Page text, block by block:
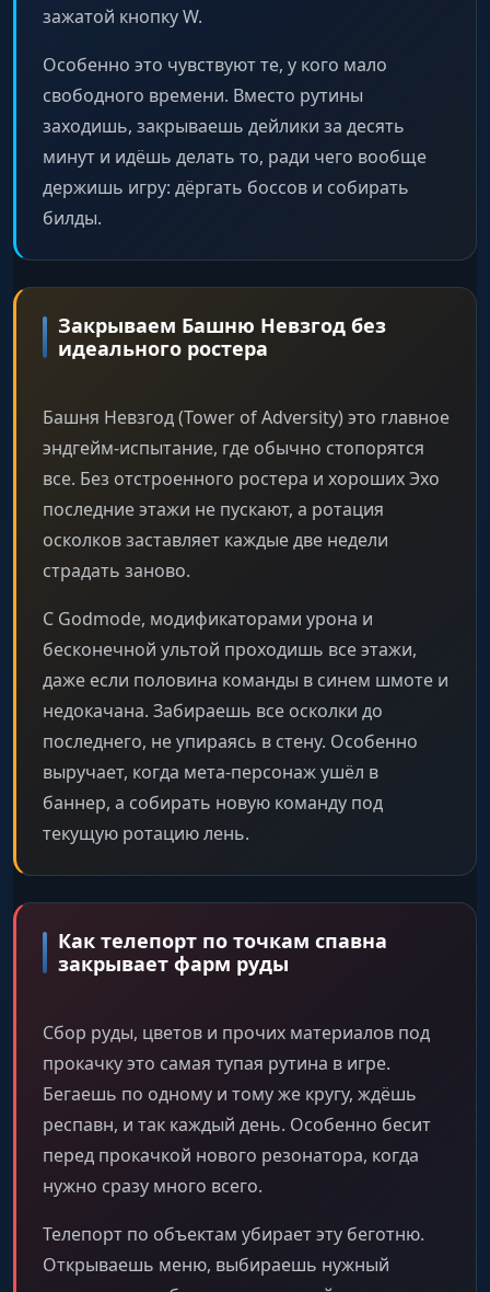
зажатой кнопку W.
Особенно это чувствуют те, у кого мало
свободного времени. Вместо рутины
заходишь, закрываешь дейлики за десять
минут и идёшь делать то, ради чего вообще
держишь игру: дёргать боссов и собирать
билды.
Закрываем Башню Невзгод без
идеального ростера
Башня Невзгод (Tower of Adversity) это главное
эндгейм-испытание, где обычно стопорятся
все. Без отстроенного ростера и хороших Эхо
последние этажи не пускают, а ротация
осколков заставляет каждые две недели
страдать заново.
С Godmode, модификаторами урона и
бесконечной ультой проходишь все этажи,
даже если половина команды в синем шмоте и
недокачана. Забираешь все осколки до
последнего, не упираясь в стену. Особенно
выручает, когда мета-персонаж ушёл в
баннер, а собирать новую команду под
текущую ротацию лень.
Как телепорт по точкам спавна
закрывает фарм руды
Сбор руды, цветов и прочих материалов под
прокачку это самая тупая рутина в игре.
Бегаешь по одному и тому же кругу, ждёшь
респавн, и так каждый день. Особенно бесит
перед прокачкой нового резонатора, когда
нужно сразу много всего.
Телепорт по объектам убирает эту беготню.
Открываешь меню, выбираешь нужный